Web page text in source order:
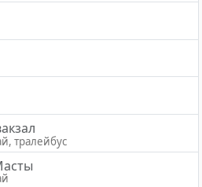
тралейбус